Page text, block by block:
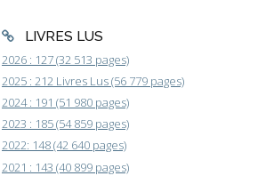
LIVRES LUS
2026 : 127 (32 513 pages)
2025 : 212 Livres Lus (56 779 pages)
2024 : 191 (51 980 pages)
2023 : 185 (54 859 pages)
2022: 148 (42 640 pages)
2021 : 143 (40 899 pages)